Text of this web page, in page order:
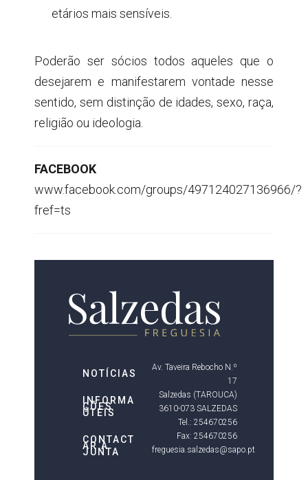
etários mais sensíveis.
Poderão ser sócios todos aqueles que o
desejarem e manifestarem vontade nesse
sentido, sem distinção de idades, sexo, raça,
religião ou ideologia.
FACEBOOK
www.facebook.com/groups/497124027136966/?
fref=ts
NOTÍCIAS
INFORMA
ÇÕES
ÚTEIS
CONTACT
AR A
JUNTA
Av. Taveira Rebocho N.º
17
Salzedas (TAROUCA)
3610-073 SALZEDAS
Tel.: 254670256
Fax: 254670256
freguesia.salzedas@sapo.pt